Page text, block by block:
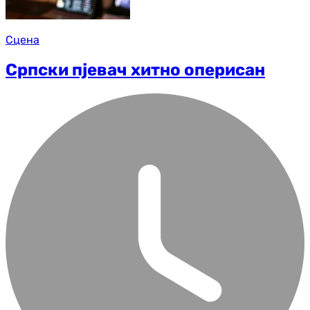
Сцена
Српски пјевач хитно оперисан